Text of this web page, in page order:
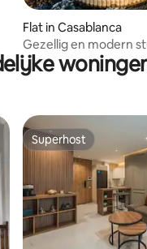
Flat in Casablanca
Gezellig en modern
Frankrijk Stad
Superhost
Superhost